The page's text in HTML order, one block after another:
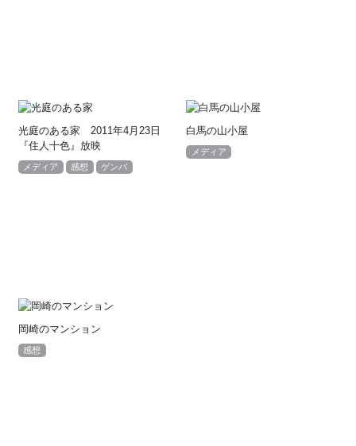
光庭のある家 2011年4月23日
『住人十色』放映
メディア 感想 ゲンバ
白馬の山小屋
メディア
岡崎のマンション
感想